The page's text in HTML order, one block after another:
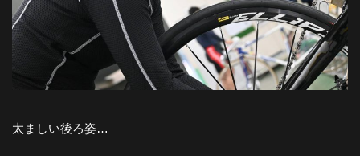
太ましい後ろ姿…